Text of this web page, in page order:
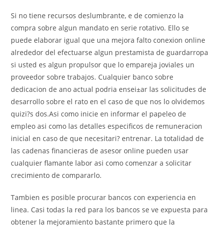
Si no tiene recursos deslumbrante, e de comienzo la
compra sobre algun mandato en serie rotativo. Ello se
puede elaborar igual que una mejora falto conexion online
alrededor del efectuarse algun prestamista de guardarropa
si usted es algun propulsor que lo empareja joviales un
proveedor sobre trabajos. Cualquier banco sobre
dedicacion de ano actual podria ensei±ar las solicitudes de
desarrollo sobre el rato en el caso de que nos lo olvidemos
quizi?s dos.Asi­ como inicie en informar el papeleo de
empleo asi­ como las detalles especificos de remuneracion
inicial en caso de que necesitari? entrenar. La totalidad de
las cadenas financieras de asesor online pueden usar
cualquier flamante labor asi­ como comenzar a solicitar
crecimiento de compararlo.
Tambien es posible procurar bancos con experiencia en
linea. Casi todas la red para los bancos se ve expuesta para
obtener la mejoramiento bastante primero que la